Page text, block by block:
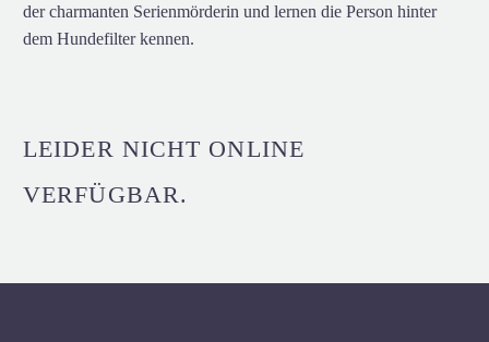
der charmanten Serienmörderin und lernen die Person hinter
dem Hundefilter kennen.
LEIDER NICHT ONLINE
VERFÜGBAR.